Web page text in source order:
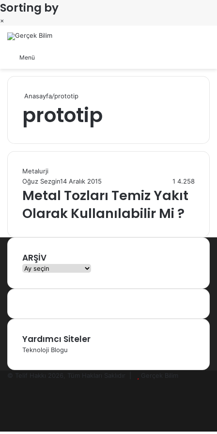
Sorting by
×
Menü
Anasayfa/prototip
prototip
Metalurji
Oğuz Sezgin14 Aralık 2015 1 4.258
Metal Tozları Temiz Yakıt
Olarak Kullanılabilir Mi ?
ARŞİV
ARŞİV
Yardımcı Siteler
Teknoloji Blogu
© Telif Hakkı 2026, Tüm Hakları Saklıdır |
Gerçek Bilim